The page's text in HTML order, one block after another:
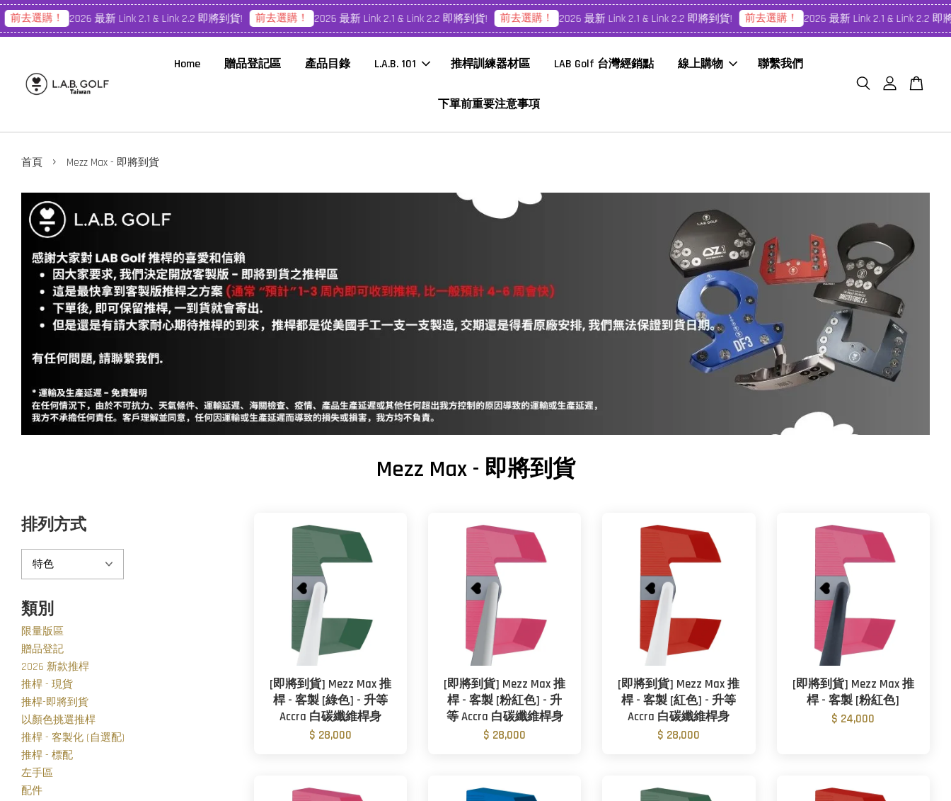
選購！ 2026 最新 Link 2.1 & Link 2.2 即將到貨! 前去選購！ 2026 最新 Link 2.1 & Link 2.2 即將到貨! 前去選購！ 2026 最新 Link 2.1 & Link 2.2 即將到貨! 前去選購！ 2026 最新 Link 2.1 & Link 2.2 即將到
Home 贈品登記區 產品目錄 L.A.B. 101 推桿訓練器材區 LAB Golf 台灣經銷點 線上購物 聯繫我們
下單前重要注意事項
首頁 › Mezz Max - 即將到貨
Mezz Max - 即將到貨
排列方式
類別
限量版區
贈品登記
2026 新款推桿
推桿 - 現貨
推桿-即將到貨
以顏色挑選推桿
推桿 - 客製化 (自選配)
推桿 - 標配
左手區
配件
[即將到貨] Mezz Max 推
桿 - 客製 [綠色] - 升等
Accra 白碳纖維桿身
$ 28,000
[即將到貨] Mezz Max 推
桿 - 客製 [粉紅色] - 升
等 Accra 白碳纖維桿身
$ 28,000
[即將到貨] Mezz Max 推
桿 - 客製 [紅色] - 升等
Accra 白碳纖維桿身
$ 28,000
[即將到貨] Mezz Max 推
桿 - 客製 [粉紅色]
$ 24,000